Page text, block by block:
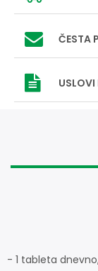
ČESTA
USLOVI
- 1 tableta